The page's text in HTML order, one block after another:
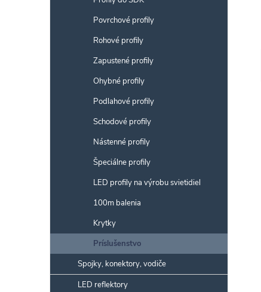
Povrchové profily
Rohové profily
Zapustené profily
Ohybné profily
Podlahové profily
Schodové profily
Nástenné profily
Špeciálne profily
LED profily na výrobu svietidiel
100m balenia
Krytky
Príslušenstvo
Spojky, konektory, vodiče
LED reflektory